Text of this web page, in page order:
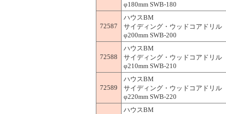
φ180mm SWB-180
72587
ハウスBM
サイディング・ウッドコアドリ
φ200mm SWB-200
72588
ハウスBM
サイディング・ウッドコアドリ
φ210mm SWB-210
72589
ハウスBM
サイディング・ウッドコアドリ
φ220mm SWB-220
ハウスBM